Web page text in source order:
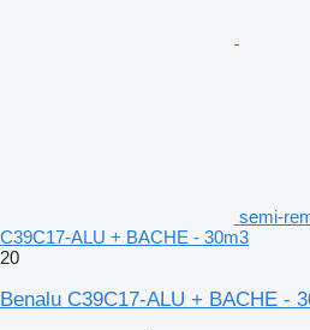
semi-
C39C17-ALU + BACHE - 30m3
20
Benalu C39C17-ALU + BACHE -